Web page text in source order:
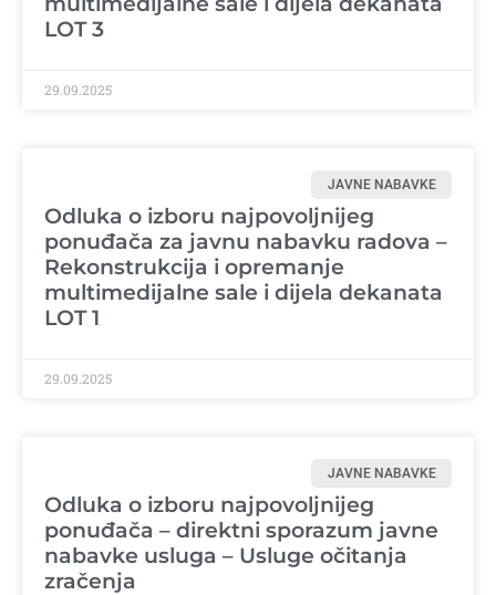
LOT 3
29.09.2025
JAVNE NABAVKE
Odluka o izboru najpovoljnijeg
ponuđača za javnu nabavku radova –
Rekonstrukcija i opremanje
multimedijalne sale i dijela dekanata
LOT 1
29.09.2025
JAVNE NABAVKE
Odluka o izboru najpovoljnijeg
ponuđača – direktni sporazum javne
nabavke usluga – Usluge očitanja
zračenja